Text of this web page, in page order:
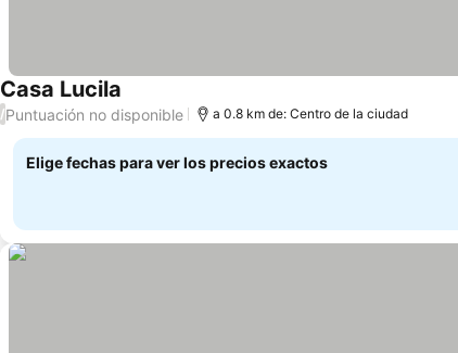
Casa Lucila Ver precios
/Puntuación no disponible a 0.8 km de: Centro de la ciudad
Elige fechas para ver los precios exactos